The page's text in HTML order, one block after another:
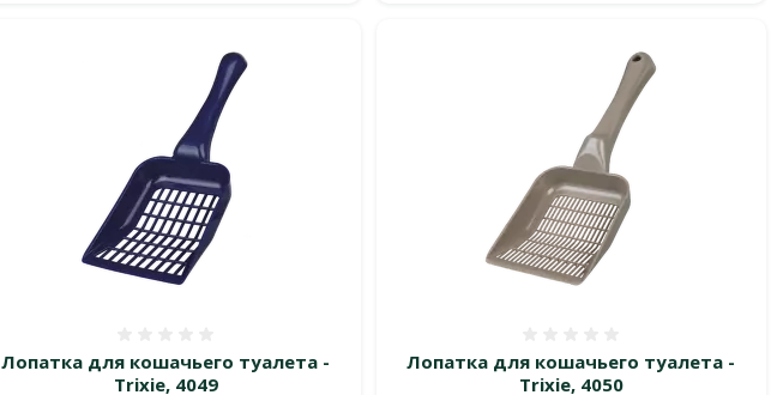
Лопатка для кошачьего туалета -
Trixie, 4049
Лопатка для кошачьего туалета -
Trixie, 4050